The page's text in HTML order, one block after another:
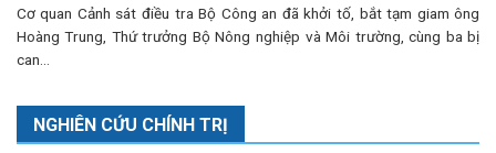
Cơ quan Cảnh sát điều tra Bộ Công an đã khởi tố, bắt tạm giam ông
Hoàng Trung, Thứ trưởng Bộ Nông nghiệp và Môi trường, cùng ba bị
can...
NGHIÊN CỨU CHÍNH TRỊ